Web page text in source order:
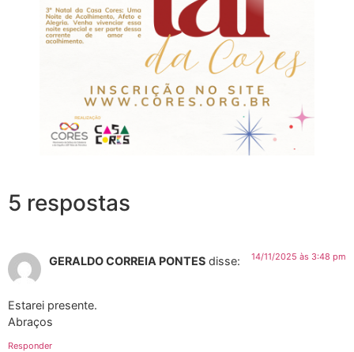
5 respostas
GERALDO CORREIA PONTES disse: 14/11/2025 às 3:48 pm
Estarei presente.
Abraços
Responder